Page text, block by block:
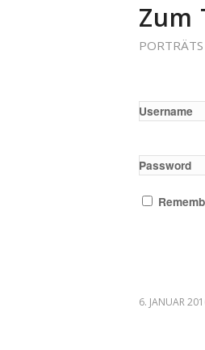
Zum
Username
Password
6. JANUAR